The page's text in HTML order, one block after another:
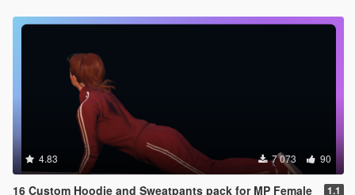
4.83 7 073 90
16 Custom Hoodie and Sweatpants pack for MP Female 1.1